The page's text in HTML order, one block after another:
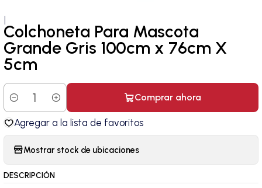
Colchoneta Para Mascota
Grande Gris 100cm x 76cm X
5cm
Cantidad
Comprar ahora
Agregar a la lista de favoritos
Mostrar stock de ubicaciones
DESCRIPCIÓN